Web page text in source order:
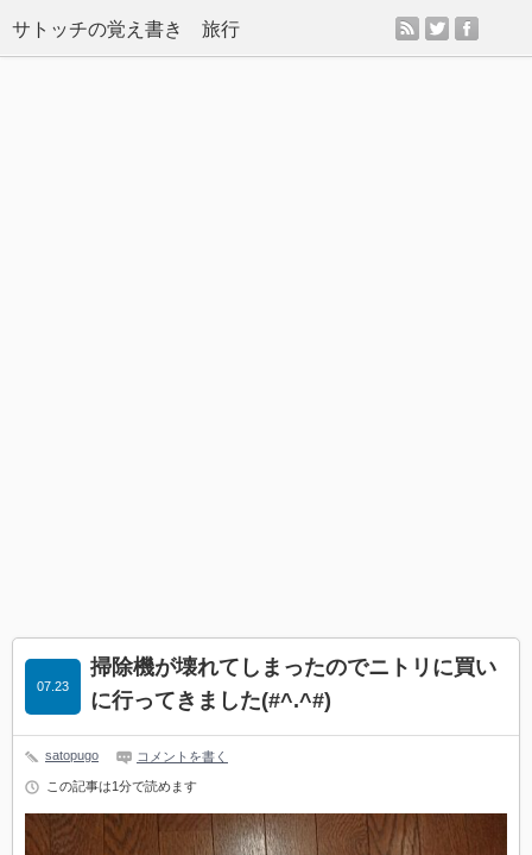
サトッチの覚え書き 旅行 rss twitter
掃除機が壊れてしまったのでニトリに買い
に行ってきました(#^.^#)
07.23
satopugo コメントを書く
この記事は1分で読めます